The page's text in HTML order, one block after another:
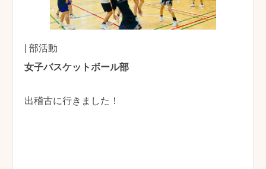
| 部活動
女子バスケットボール部
出稽古に行きました！